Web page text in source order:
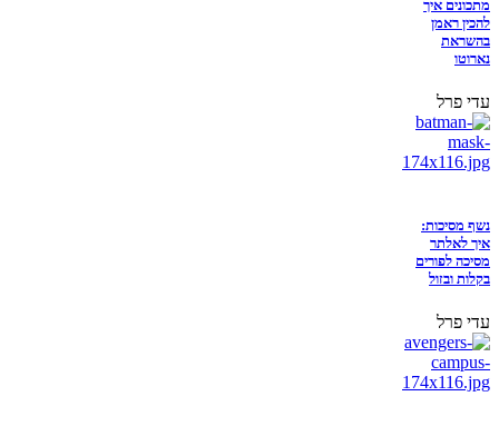
מתכונים איך
להכין ראמן
בהשראת
נארוטו
עדי פרל
נשף מסיכות:
איך לאלתר
מסיכה לפורים
בקלות ובזול
עדי פרל